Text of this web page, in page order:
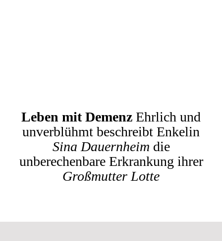
Leben mit Demenz Ehrlich und
unverblühmt beschreibt Enkelin
Sina Dauernheim die
unberechenbare Erkrankung ihrer
Großmutter Lotte